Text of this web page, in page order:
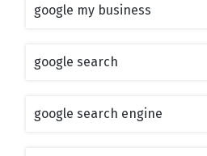
google my business
google search
google search engine